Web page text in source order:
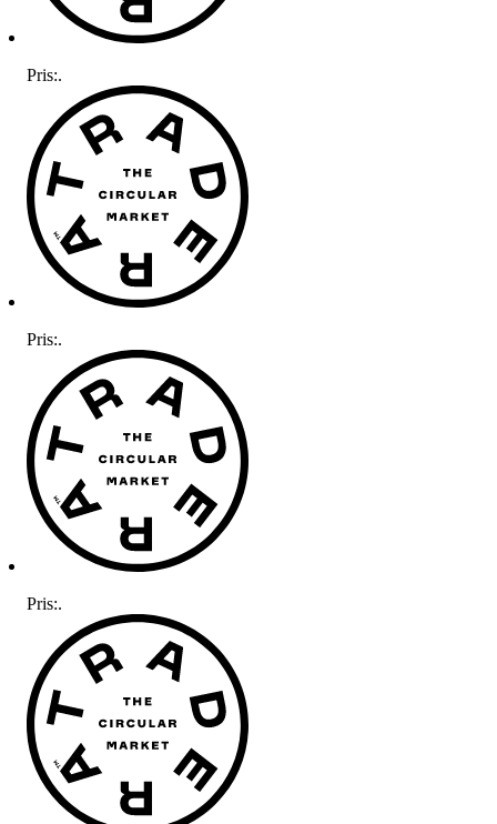
Pris:.
Pris:.
Pris:.